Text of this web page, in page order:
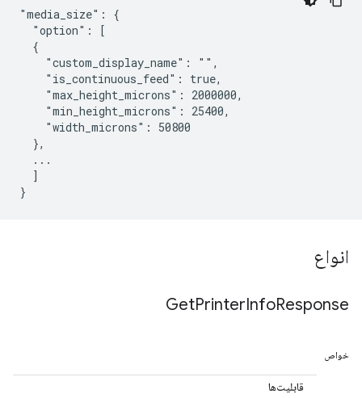
"media_size": {
  "option": [
  {
    "custom_display_name": "",
    "is_continuous_feed": true,
    "max_height_microns": 2000000,
    "min_height_microns": 25400,
    "width_microns": 50800
  },
  ...
  ]
انواع
GetPrinterInfoResponse
خواص
قابلیت‌ها